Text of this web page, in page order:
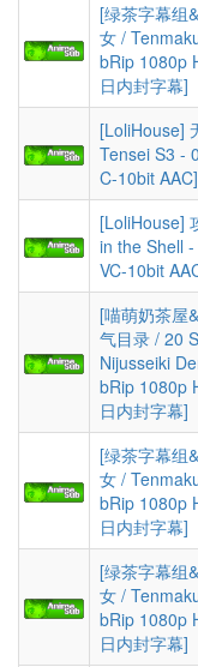
[绿茶字幕组
女 /
bRip 1080p
日内封字幕]
[LoliHouse]
Tensei S3 -
C-10bit
[LoliHouse]
in the Shell
VC-10bit
[喵萌奶茶屋
气目录 / 20
Nijusseiki
bRip 1080p
日内封字幕]
[绿茶字幕组
女 /
bRip 1080p
日内封字幕]
[绿茶字幕组
女 /
bRip 1080p
日内封字幕]